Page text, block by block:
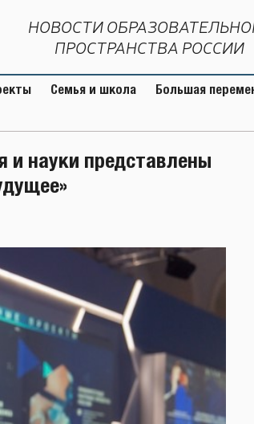
НОВОСТИ
ПРОСТРАНСТВА РОССИИ
Семья и школа Большая
и науки представлены